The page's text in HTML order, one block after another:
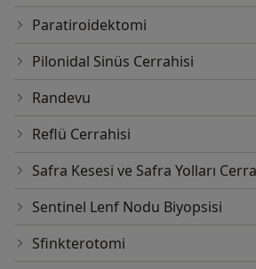
Paratiroidektomi
Pilonidal Sinüs Cerrahisi
Randevu
Reflü Cerrahisi
Safra Kesesi ve Safra Yolları
Sentinel Lenf Nodu Biyopsisi
Sfinkterotomi